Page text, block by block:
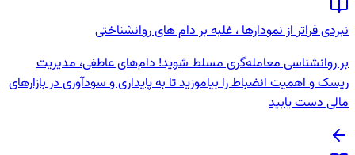
نبردی فراتر از نمودارها ، غلبه بر دام های روانشناختی
بر روانشناسی معامله‌گری مسلط شوید! دام‌های عاطفی، مدیریت
ریسک و اهمیت انضباط را بیاموزید تا به پایداری و سودآوری در بازارهای
مالی دست یابید